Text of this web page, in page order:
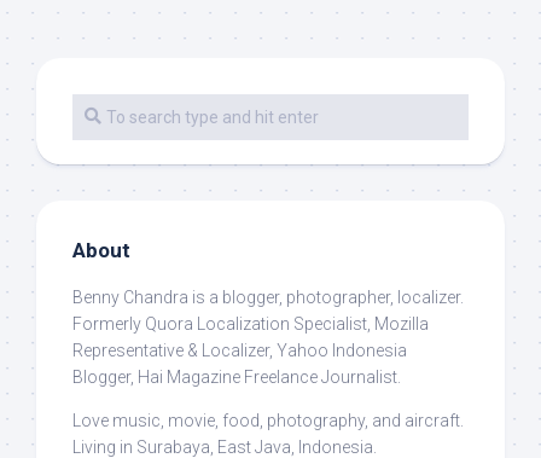
About
Benny Chandra is a blogger, photographer, localizer.
Formerly Quora Localization Specialist, Mozilla
Representative & Localizer, Yahoo Indonesia
Blogger, Hai Magazine Freelance Journalist.
Love music, movie, food, photography, and aircraft.
Living in Surabaya, East Java, Indonesia.